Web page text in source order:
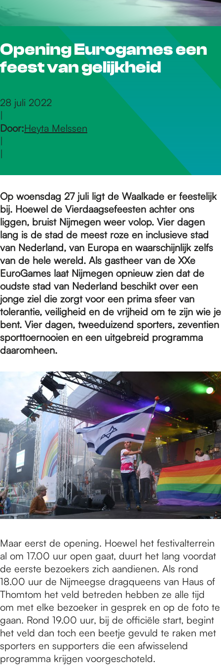
r
d
e
m
e
p
a
g
e
Opening Eurogames een
feest van gelijkheid
28 juli 2022
|
Door:Heyta Melssen
|
|
Op woensdag 27 juli ligt de Waalkade er feestelijk
bij. Hoewel de Vierdaagsefeesten achter ons
liggen, bruist Nijmegen weer volop. Vier dagen
lang is de stad de meest roze en inclusieve stad
van Nederland, van Europa en waarschijnlijk zelfs
van de hele wereld. Als gastheer van de XXe
EuroGames laat Nijmegen opnieuw zien dat de
oudste stad van Nederland beschikt over een
jonge ziel die zorgt voor een prima sfeer van
tolerantie, veiligheid en de vrijheid om te zijn wie je
bent. Vier dagen, tweeduizend sporters, zeventien
sporttoernooien en een uitgebreid programma
daaromheen.
Maar eerst de opening. Hoewel het festivalterrein
al om 17.00 uur open gaat, duurt het lang voordat
de eerste bezoekers zich aandienen. Als rond
18.00 uur de Nijmeegse dragqueens van Haus of
Thomtom het veld betreden hebben ze alle tijd
om met elke bezoeker in gesprek en op de foto te
gaan. Rond 19.00 uur, bij de officiële start, begint
het veld dan toch een beetje gevuld te raken met
sporters en supporters die een afwisselend
programma krijgen voorgeschoteld.